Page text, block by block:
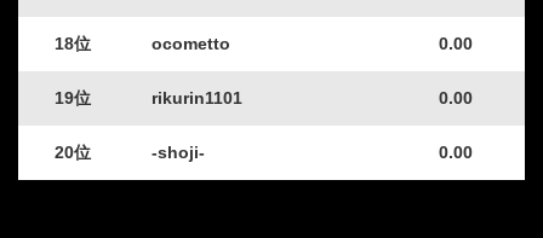
18位 ocometto 0.00
19位 rikurin1101 0.00
20位 -shoji- 0.00